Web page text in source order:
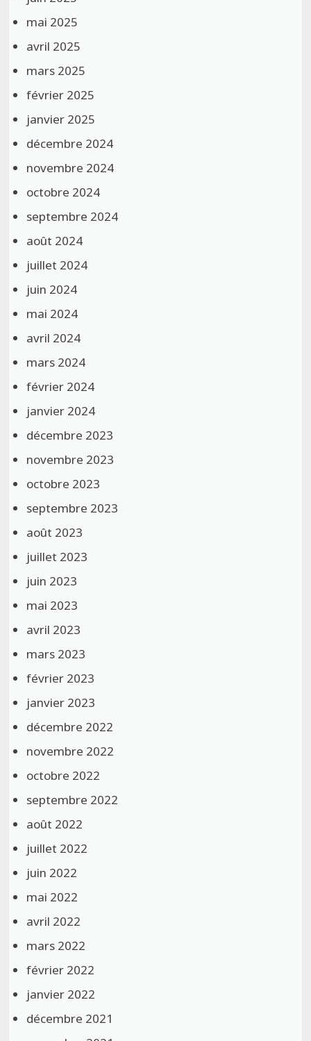
mai 2025
avril 2025
mars 2025
février 2025
janvier 2025
décembre 2024
novembre 2024
octobre 2024
septembre 2024
août 2024
juillet 2024
juin 2024
mai 2024
avril 2024
mars 2024
février 2024
janvier 2024
décembre 2023
novembre 2023
octobre 2023
septembre 2023
août 2023
juillet 2023
juin 2023
mai 2023
avril 2023
mars 2023
février 2023
janvier 2023
décembre 2022
novembre 2022
octobre 2022
septembre 2022
août 2022
juillet 2022
juin 2022
mai 2022
avril 2022
mars 2022
février 2022
janvier 2022
décembre 2021